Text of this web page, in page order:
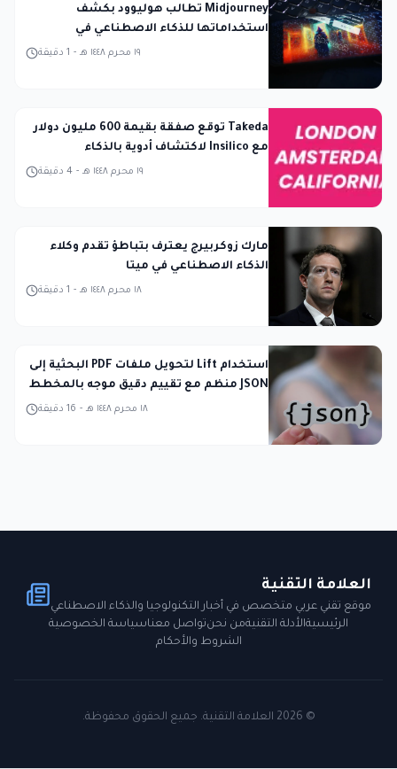
Midjourney تطالب هوليوود بكشف
استخداماتها للذكاء الاصطناعي في
1 دقيقة - ١٩ محرم ١٤٤٨ هـ
Takeda توقع صفقة بقيمة 600 مليون دولار
مع Insilico لاكتشاف أدوية بالذكاء
4 دقيقة - ١٩ محرم ١٤٤٨ هـ
مارك زوكربيرج يعترف بتباطؤ تقدم وكلاء
الذكاء الاصطناعي في ميتا
1 دقيقة - ١٨ محرم ١٤٤٨ هـ
استخدام Lift لتحويل ملفات PDF البحثية إلى
JSON منظم مع تقييم دقيق موجه بالمخطط
16 دقيقة - ١٨ محرم ١٤٤٨ هـ
العلامة التقنية
موقع تقني عربي متخصص في أخبار التكنولوجيا والذكاء الاصطناعي
الرئيسيةالأدلة التقنيةمن نحنتواصل معناسياسة الخصوصية
الشروط والأحكام
©
2026 العلامة التقنية. جميع الحقوق محفوظة.